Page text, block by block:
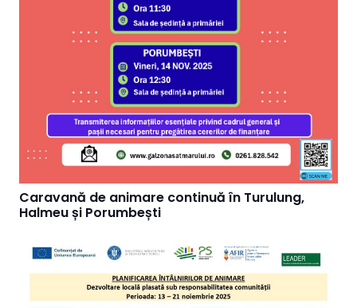
Caravană de animare continuă în Turulung,
Halmeu și Porumbești